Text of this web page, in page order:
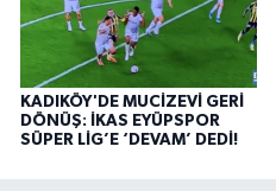
KADIKÖY'DE MUCİZEVİ GERİ
DÖNÜŞ: İKAS EYÜPSPOR
SÜPER LİG’E ‘DEVAM’ DEDİ!